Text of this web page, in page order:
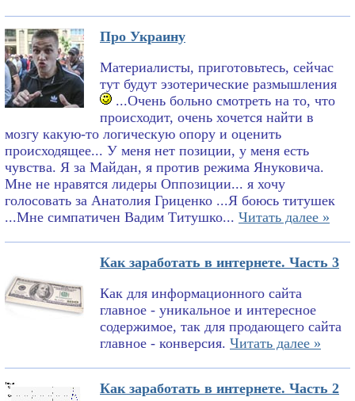
Про Украину
Материалисты, приготовьтесь, сейчас
тут будут эзотерические размышления
...Очень больно смотреть на то, что
происходит, очень хочется найти в
мозгу какую-то логическую опору и оценить
происходящее... У меня нет позиции, у меня есть
чувства. Я за Майдан, я против режима Януковича.
Мне не нравятся лидеры Оппозиции... я хочу
голосовать за Анатолия Гриценко ...Я боюсь титушек
...Мне симпатичен Вадим Титушко... Читать далее »
Как заработать в интернете. Часть 3
Как для информационного сайта
главное - уникальное и интересное
содержимое, так для продающего сайта
главное - конверсия. Читать далее »
Как заработать в интернете. Часть 2